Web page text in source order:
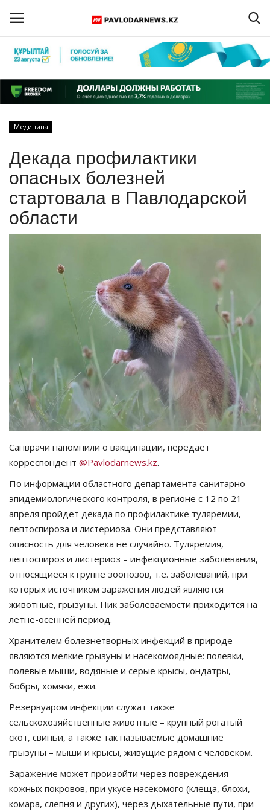
Регистрация
Главная
ПАВЛОДАРСКАЯ ОБЛАСТЬ
КАЗАХСТАН
МИР
СПЕЦПРОЕКТЫ
OFFICIAL
Курултай
Язык
Қазақша Русский
Медицина
Декада профилактики
опасных болезней
стартовала в Павлодарской
области
Санврачи напомнили о вакцинации, передает
корреспондент @Pavlodarnews.kz.
По информации областного департамента санитарно-
эпидемиологического контроля, в регионе с 12 по 21
апреля пройдет декада по профилактике туляремии,
лептоспироза и листериоза. Они представляют
опасность для человека не случайно. Туляремия,
лептоспироз и листериоз – инфекционные заболевания,
относящиеся к группе зоонозов, т.е. заболеваний, при
которых источником заражения людей являются
животные, грызуны. Пик заболеваемости приходится на
летне-осенней период.
Хранителем болезнетворных инфекций в природе
являются мелкие грызуны и насекомоядные: полевки,
полевые мыши, водяные и серые крысы, ондатры,
бобры, хомяки, ежи.
Резервуаром инфекции служат также
сельскохозяйственные животные – крупный рогатый
скот, свиньи, а также так называемые домашние
грызуны – мыши и крысы, живущие рядом с человеком.
Заражение может произойти через повреждения
кожных покровов, при укусе насекомого (клеща, блохи,
комара, слепня и других), через дыхательные пути, при